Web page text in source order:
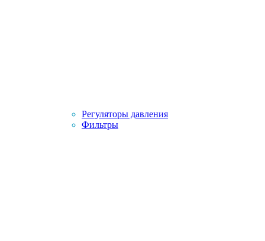
Регуляторы давления
Фильтры